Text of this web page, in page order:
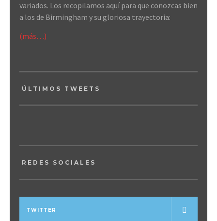
variados. Los recopilamos aquí para que conozcas bien
a los de Birmingham y su gloriosa trayectoria:
(más…)
ÚLTIMOS TWEETS
REDES SOCIALES
TWITTER